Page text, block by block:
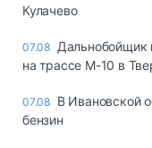
Кулачево
07.08 Дальнобойщик
на трассе М-10 в
07.08 В Ивановской
бензин